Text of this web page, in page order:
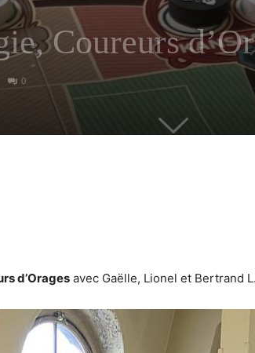
Coureurs
0
d’Orages avec Gaëlle, Lionel et Bertrand L.